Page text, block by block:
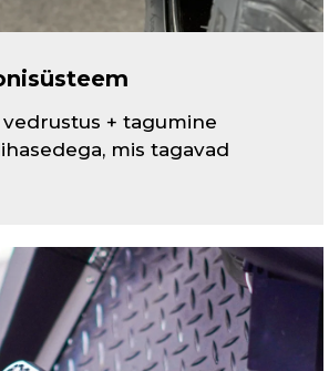
vedrustus + tagumine
mis tagavad